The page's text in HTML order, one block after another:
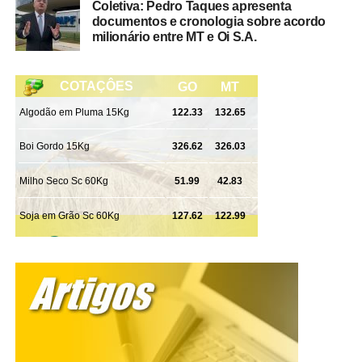
A Ultima Ratio do Sistema de Justiça {expressão em latim
que significa Último Recurso no Direito Penal} é a prisão
do agressor, mas o aumento de pena não resolve. Hoje o
uma pessoa próxima a uma mulher, como filhos, pais ou
objetivo exclusivo de causar sofrimento eterno, punir ou
controlar a mulher} são os crimes com maiores penas,
que são de 20 a 40 anos de prisão, mas somente isso
não resolve.
E como você analisa os projetos de lei que ensinam
mulheres a se defender com lutas, aulas de tiro e até
Rosana Leite – Eu vejo que não trazem uma solução
efetiva. Em uma luta corporal, por exemplo, fatalmente
uma mulher perde. Se tem algo que nós somos diferentes
é na nossa estrutura física. Imagina o spray de pimenta
Coletiva: Pedro Taques apresenta
documentos e cronologia sobre acordo
milionário entre MT e Oi S.A.